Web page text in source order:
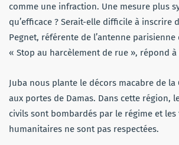
comme une infraction. Une mesure plus
qu’efficace ? Serait-elle difficile à inscrire
Pegnet, référente de l’antenne parisienne
« Stop au harcèlement de rue », répond
Juba nous plante le décors macabre de
aux portes de Damas. Dans cette région,
civils sont bombardés par le régime et les
humanitaires ne sont pas respectées.